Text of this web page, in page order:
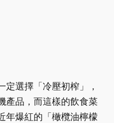
定選擇「冷壓初榨」，
產品，而這樣的飲食菜
年爆紅的「橄欖油檸檬